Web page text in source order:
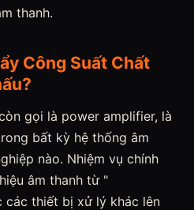
thanh.
Công Suất Chất
gọi là power amplifier, là
bất kỳ hệ thống âm
nào. Nhiệm vụ chính
âm thanh từ "
các thiết bị xử lý khác lên